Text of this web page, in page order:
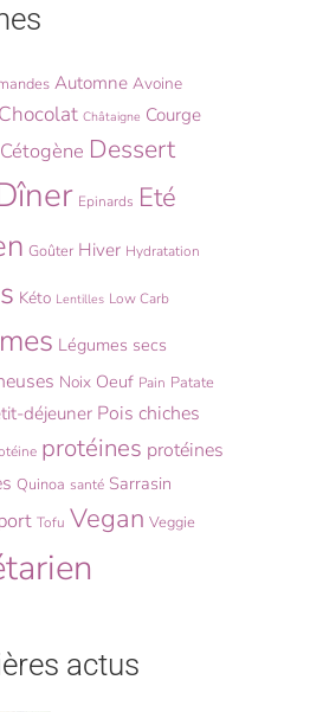
Automne Avoine
Chocolat Châtaigne Courge
Cétogène Dessert
Epinards Eté
Goûter Hiver Hydratation
Kéto Lentilles Low Carb
Légumes secs
Noix Oeuf Pain Patate
déjeuner Pois chiches
protéines protéines
Quinoa santé Sarrasin
Tofu Vegan Veggie
actus